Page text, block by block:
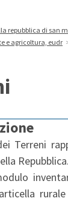
repubblica di san
e agricoltura, eudr
Terreni
Repubblica.